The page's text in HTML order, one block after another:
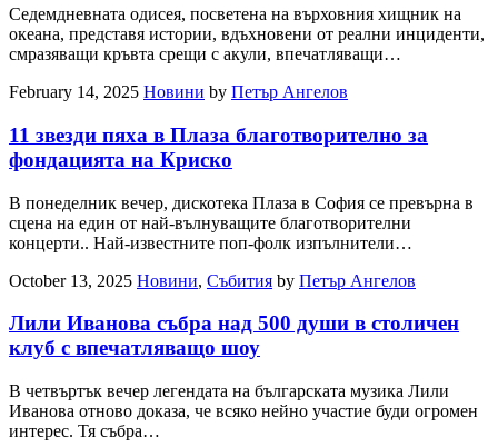
Седемдневната одисея, посветена на върховния хищник на
океана, представя истории, вдъхновени от реални инциденти,
смразяващи кръвта срещи с акули, впечатляващи…
February 14, 2025 Новини by Петър Ангелов
11 звезди пяха в Плаза благотворително за
фондацията на Криско
В понеделник вечер, дискотека Плаза в София се превърна в
сцена на един от най-вълнуващите благотворителни
концерти.. Най-известните поп-фолк изпълнители…
October 13, 2025 Новини, Събития by Петър Ангелов
Лили Иванова събра над 500 души в столичен
клуб с впечатляващо шоу
В четвъртък вечер легендата на българската музика Лили
Иванова отново доказа, че всяко нейно участие буди огромен
интерес. Тя събра…